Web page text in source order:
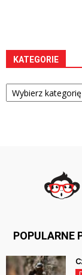
KATEGORIE
Kategorie
POPULARNE